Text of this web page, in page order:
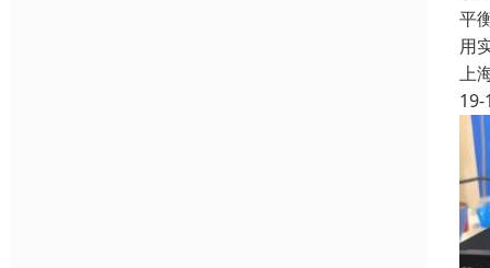
平
用
上
19-